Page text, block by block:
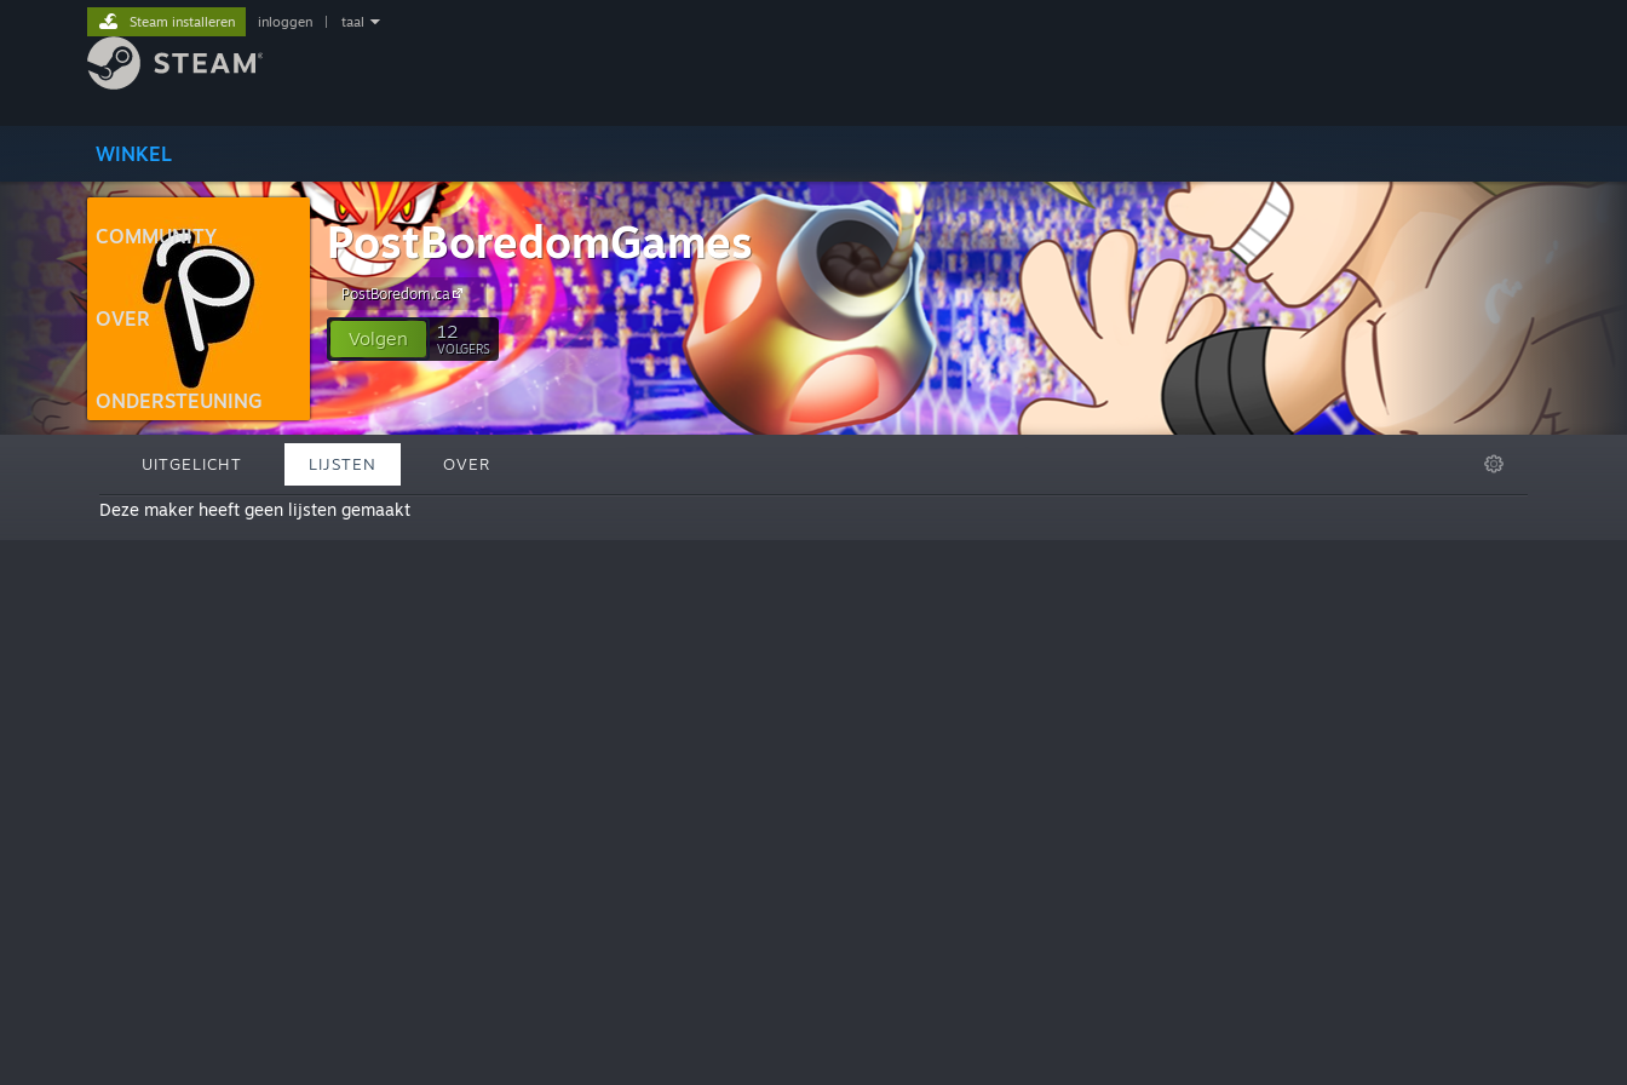
WINKEL
COMMUNITY
OVER
ONDERSTEUNING
Steam installeren inloggen taal
PostBoredomGames
PostBoredom.ca
Volgen 12
VOLGERS
UITGELICHT LIJSTEN OVER
Deze maker heeft geen lijsten gemaakt